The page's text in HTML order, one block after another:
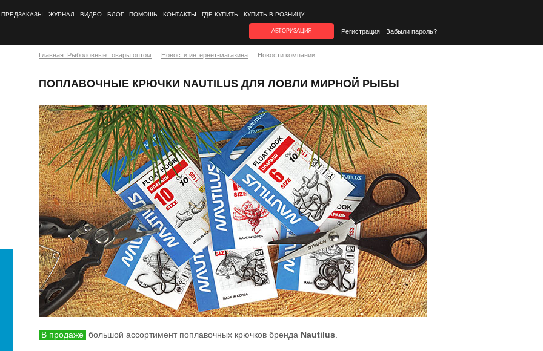
ПРЕДЗАКАЗЫ ЖУРНАЛ ВИДЕО БЛОГ ПОМОЩЬ КОНТАКТЫ ГДЕ КУПИТЬ КУПИТЬ В РОЗНИЦУ
АВТОРИЗАЦИЯ Регистрация Забыли пароль?
Главная: Рыболовные товары оптом Новости интернет-магазина Новости компании
ПОПЛАВОЧНЫЕ КРЮЧКИ NAUTILUS ДЛЯ ЛОВЛИ МИРНОЙ РЫБЫ
В продаже большой ассортимент поплавочных крючков бренда Nautilus